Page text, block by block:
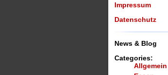
Impressum
Datenschutz
News & Blog
Categories:
Allgemein